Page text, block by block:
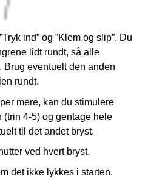
ind” og ”Klem og slip”. Du
lidt rundt, så alle
eventuelt den anden
rundt.
mere, kan du stimulere
4-5) og gentage hele
til det andet bryst.
ved hvert bryst.
det ikke lykkes i starten.